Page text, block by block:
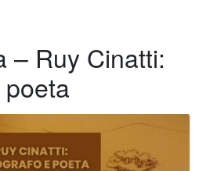
– Ruy Cinatti: